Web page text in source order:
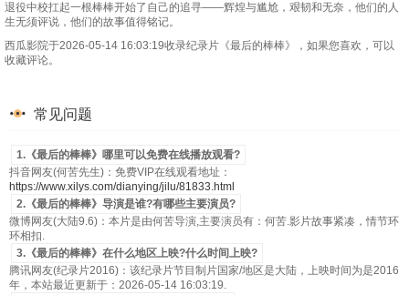
退役中校扛起一根棒棒开始了自己的追寻——辉煌与尴尬，艰韧和无奈，他们的人
生无须评说，他们的故事值得铭记。
西瓜影院于2026-05-14 16:03:19收录纪录片《最后的棒棒》，如果您喜欢，可以
收藏评论。
常见问题
1.《最后的棒棒》哪里可以免费在线播放观看?
抖音网友(何苦先生)：免费VIP在线观看地址：
https://www.xilys.com/dianying/jilu/81833.html
2.《最后的棒棒》导演是谁?有哪些主要演员?
微博网友(大陆9.6)：本片是由何苦导演,主要演员有：何苦.影片故事紧凑，情节环
环相扣.
3.《最后的棒棒》在什么地区上映?什么时间上映?
腾讯网友(纪录片2016)：该纪录片节目制片国家/地区是大陆，上映时间为是2016
年，本站最近更新于：2026-05-14 16:03:19.